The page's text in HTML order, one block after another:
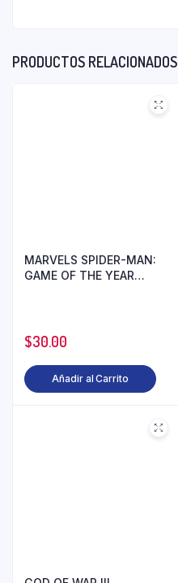
PRODUCTOS RELACIONADOS
MARVELS SPIDER-MAN:
GAME OF THE YEAR
$30.00
Añadir al Carrito